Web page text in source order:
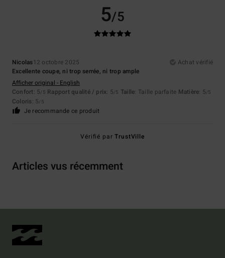
5/5
Nicolas12 octobre 2025
Achat vérifié
Excellente coupe, ni trop serrée, ni trop ample
Afficher original - English
Confort: 5/5 Rapport qualité / prix: 5/5 Taille: Taille parfaite Matière: 5/5
Coloris: 5/5
Je recommande ce produit
Vérifié parTrustVille
Articles vus récemment